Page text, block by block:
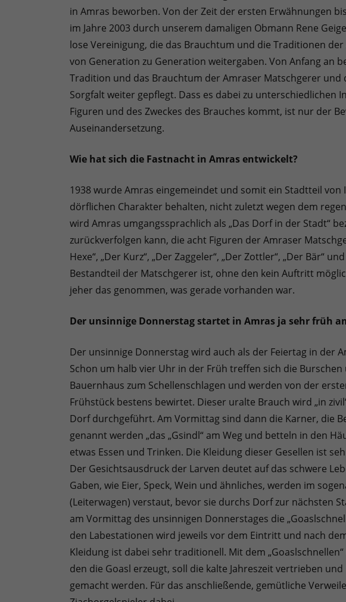
in Amras beworben. Von der Zeit der ersten Erwähnungen
im Jahre 2003 durch unserem damaligen Obmann Rene
lose Vereinigung, die das Brauchtum und die Traditionen
von Generation zu Generation weitergaben. Von Anfang an
Tradition und das Brauchtum der Amraser Matschgerer und
Sorgfalt weiter gepflegt. Dass es dabei zu
Figuren und des Zweckes des Brauches kommt, ist nur der
Auseinandersetzung.
Wie hat sich die Fastnacht in Amras entwickelt?
1938 wurde Amras eingemeindet und somit ein Stadtteil von
dörflichen Charakter behalten, nicht zuletzt wegen dem
wird Amras umgangssprachlich als „Das Dorf in der Stadt“
zurückverfolgen kann, die acht Figuren der Amraser
Hexe“, „Der Kurz“, „Der Zaggeler“, „Der Zottler“, „Der Bär“
Bestandteil der Matschgerer ist, ohne den kein Auftritt
jeher das genommen, was gerade vorhanden war.
Der unsinnige Donnerstag startet in Amras ja sehr früh
Der unsinnige Donnerstag wird auch als der Feiertag in der
Schon um halb vier Uhr in der Früh treffen sich die
Bauernhaus zum Schellenschlagen und werden von der
Frühstück bestens bewirtet. Dieser uralte Brauch wird „in
Dorf durchgeführt. Am Vormittag sind dann die Karner, die
genannt werden „das „Gsindl“ am Weg und betteln in den
etwas Essen und Trinken. Die Kleidung dieser Gesellen ist
Der Gesichtsausdruck der Larven deutet auf das schwere
Gaben, wie Eier, Speck, Wein und ähnliches, werden im
(Leiterwagen) verstaut, bevor sie durchs Dorf zur nächsten
am Vormittag des unsinnigen Donnerstages die
den Labestationen wird jeweils vor dem Eintritt und nach
Kleidung ist dabei sehr traditionell. Mit dem
den die Goasl erzeugt, soll die kalte Jahreszeit vertrieben
gemacht werden. Für das anschließende, gemütliche